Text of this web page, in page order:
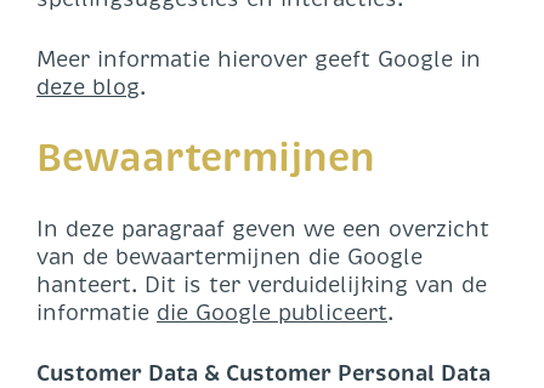
Meer informatie hierover geeft Google in
deze blog.
Bewaartermijnen
In deze paragraaf geven we een overzicht
van de bewaartermijnen die Google
hanteert. Dit is ter verduidelijking van de
informatie die Google publiceert.
Customer Data & Customer Personal Data